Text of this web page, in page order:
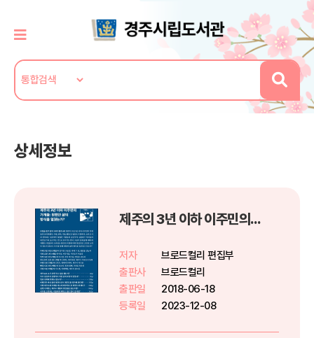
상세정보
제주의 3년 이하 이주민의 가게들: 원했던 삶의 방식을 일궜는가?
저자
브로드컬리 편집부
출판사
브로드컬리
출판일
2018-06-18
등록일
2023-12-08